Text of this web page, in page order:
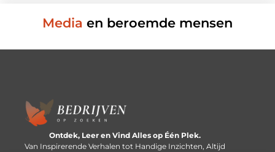
Media en beroemde mensen
Ontdek, Leer en Vind Alles op Één Plek.
Van Inspirerende Verhalen tot Handige Inzichten, Altijd